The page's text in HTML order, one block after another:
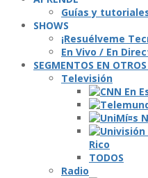
Guí­as y
SHOWS
¡Resuélveme
En Vivo / En
SEGMENTOS EN
Televisión
Rico
TODOS
Radio